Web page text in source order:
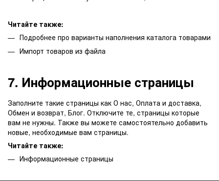
Читайте также:
Подробнее про варианты наполнения каталога товарами
Импорт товаров из файла
7. Информационные страницы
Заполните такие страницы как О нас, Оплата и доставка,
Обмен и возврат, Блог. Отключите те, страницы которые
вам не нужны. Также вы можете самостоятельно добавить
новые, необходимые вам страницы.
Читайте также:
Информационные страницы